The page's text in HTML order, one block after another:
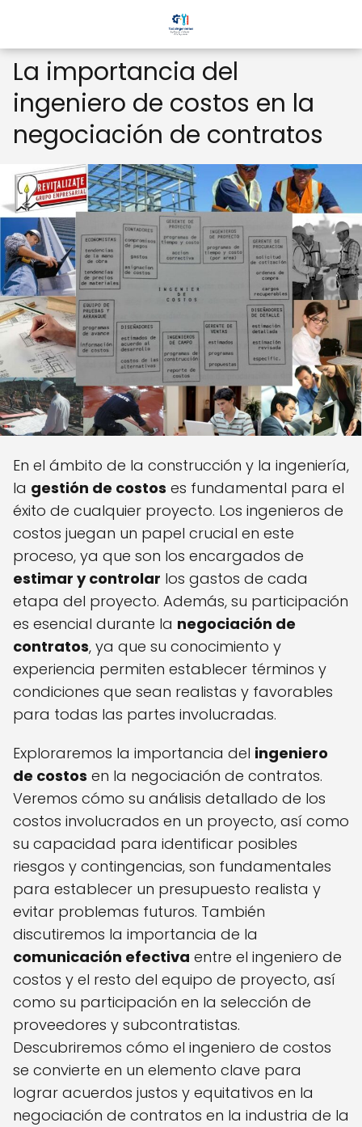
La importancia del
ingeniero de costos en la
negociación de contratos
En el ámbito de la construcción y la ingeniería,
la gestión de costos es fundamental para el
éxito de cualquier proyecto. Los ingenieros de
costos juegan un papel crucial en este
proceso, ya que son los encargados de
estimar y controlar los gastos de cada
etapa del proyecto. Además, su participación
es esencial durante la negociación de
contratos, ya que su conocimiento y
experiencia permiten establecer términos y
condiciones que sean realistas y favorables
para todas las partes involucradas.
Exploraremos la importancia del ingeniero
de costos en la negociación de contratos.
Veremos cómo su análisis detallado de los
costos involucrados en un proyecto, así como
su capacidad para identificar posibles
riesgos y contingencias, son fundamentales
para establecer un presupuesto realista y
evitar problemas futuros. También
discutiremos la importancia de la
comunicación efectiva entre el ingeniero de
costos y el resto del equipo de proyecto, así
como su participación en la selección de
proveedores y subcontratistas.
Descubriremos cómo el ingeniero de costos
se convierte en un elemento clave para
lograr acuerdos justos y equitativos en la
negociación de contratos en la industria de la